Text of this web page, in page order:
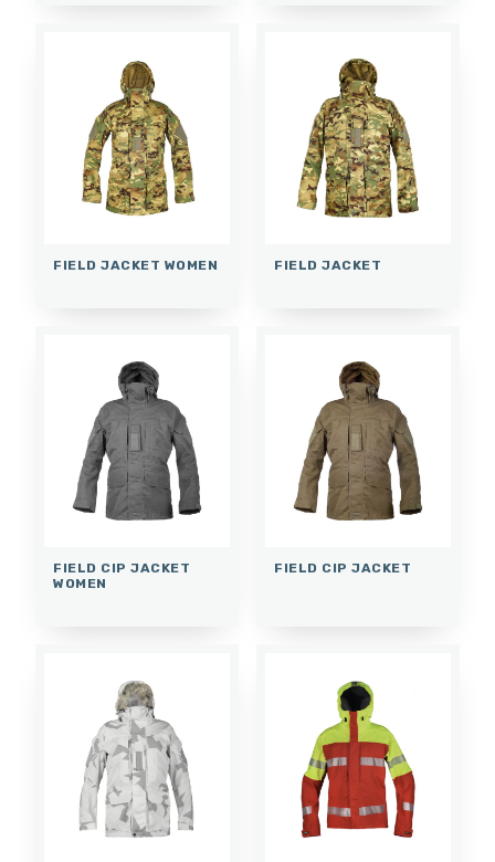
FIELD JACKET WOMEN FIELD JACKET
FIELD CIP JACKET
WOMEN
FIELD CIP JACKET